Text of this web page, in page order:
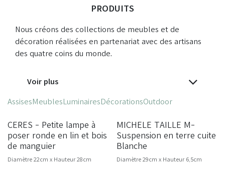
PRODUITS
Nous créons des collections de meubles et de
décoration réalisées en partenariat avec des artisans
des quatre coins du monde.
Voir plus
AssisesMeublesLuminairesDécorationsOutdoor
NOUVEAU
CERES - Petite lampe à
poser ronde en lin et bois
de manguier
Diamètre 22cm x Hauteur 28cm
MICHELE TAILLE M-
Suspension en terre cuite
Blanche
Diamètre 29cm x Hauteur 6,5cm